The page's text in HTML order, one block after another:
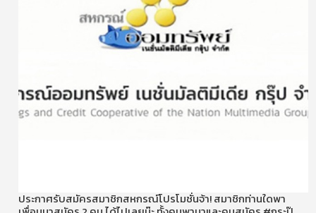
ประกาศรับสมัครสมาชิกสหกรณ์โปรโมชั่นจ้า! สมาชิกท่านใดพา